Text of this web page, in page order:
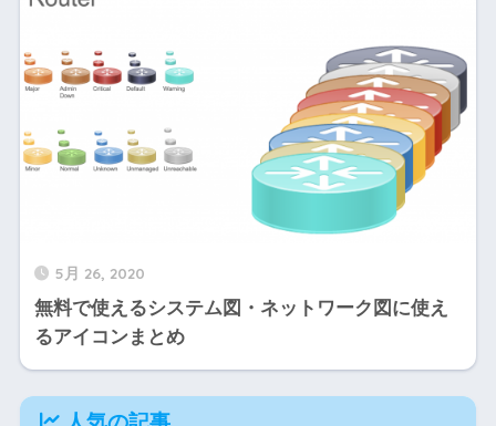
5月 26, 2020
無料で使えるシステム図・ネットワーク図に使え
るアイコンまとめ